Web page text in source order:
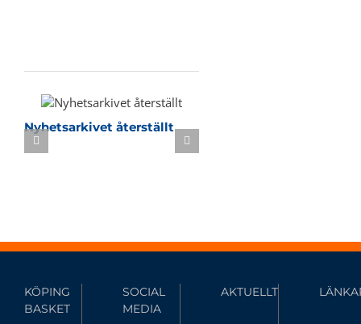
Nyhetsarkivet återställt
KÖPING
BASKET
SOCIAL
MEDIA
AKTUELLT